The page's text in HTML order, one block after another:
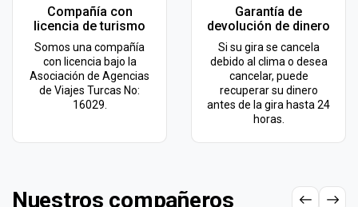
Compañía con
licencia de turismo
Somos una compañía
con licencia bajo la
Asociación de Agencias
de Viajes Turcas No:
16029.
Garantía de
devolución de dinero
Si su gira se cancela
debido al clima o desea
cancelar, puede
recuperar su dinero
antes de la gira hasta 24
horas.
Nuestros compañeros